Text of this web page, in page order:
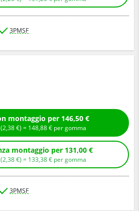
3PMSF
Compra con montaggio per 146,50 €
+ Ecotassa: (2,38€ ) = 148,88€ per gomma
Compra senza montaggio per 131,00 €
+ Ecotassa: (2,38€ ) = 133,38€ per gomma
3PMSF